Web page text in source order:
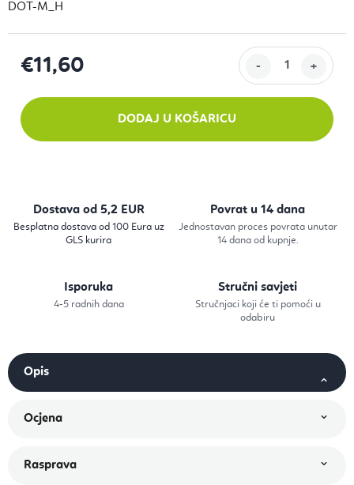
DOT-M_H
€11,60
DODAJ U KOŠARICU
Dostava od 5,2 EUR
Besplatna dostava od 100 Eura uz
GLS kurira
Povrat u 14 dana
Jednostavan proces povrata unutar
14 dana od kupnje.
Isporuka
4-5 radnih dana
Stručni savjeti
Stručnjaci koji će ti pomoći u
odabiru